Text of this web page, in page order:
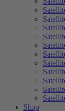
Shop